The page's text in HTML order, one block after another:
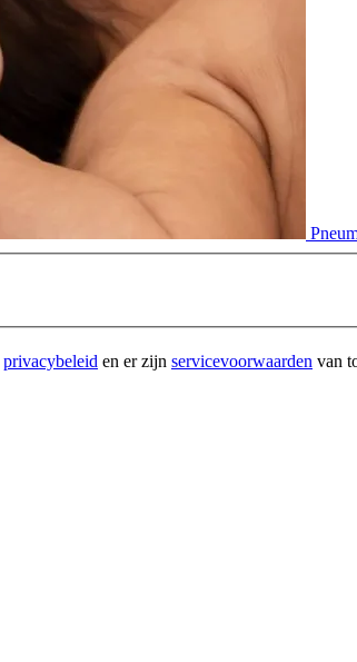
privacybeleid en er zijn servicevoorwaarden van